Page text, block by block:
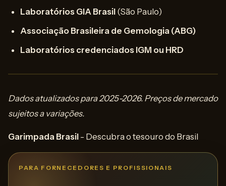
Laboratórios GIA Brasil (São Paulo)
Associação Brasileira de Gemologia (ABG)
Laboratórios credenciados IGM ou HRD
Dados atualizados para 2025-2026. Preços de mercado
sujeitos a variações.
Garimpada Brasil - Descubra o tesouro do Brasil
PARA FORNECEDORES E PROFISSIONAIS